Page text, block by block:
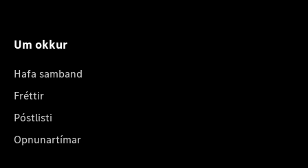
Um okkur
Hafa samband
Fréttir
Póstlisti
Opnunartímar